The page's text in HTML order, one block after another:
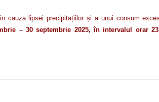
cauza lipsei precipitațiilor și a unui consum
– 30 septembrie 2025, în intervalul orar